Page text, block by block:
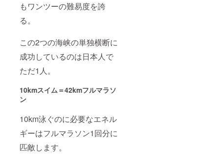
もワンツーの難易度を誇
る。
この2つの海峡の単独横断に
成功しているのは日本人で
ただ1人。
10kmスイム＝42kmフルマラソ
ン
10km泳ぐのに必要なエネル
ギーはフルマラソン1回分に
匹敵します。